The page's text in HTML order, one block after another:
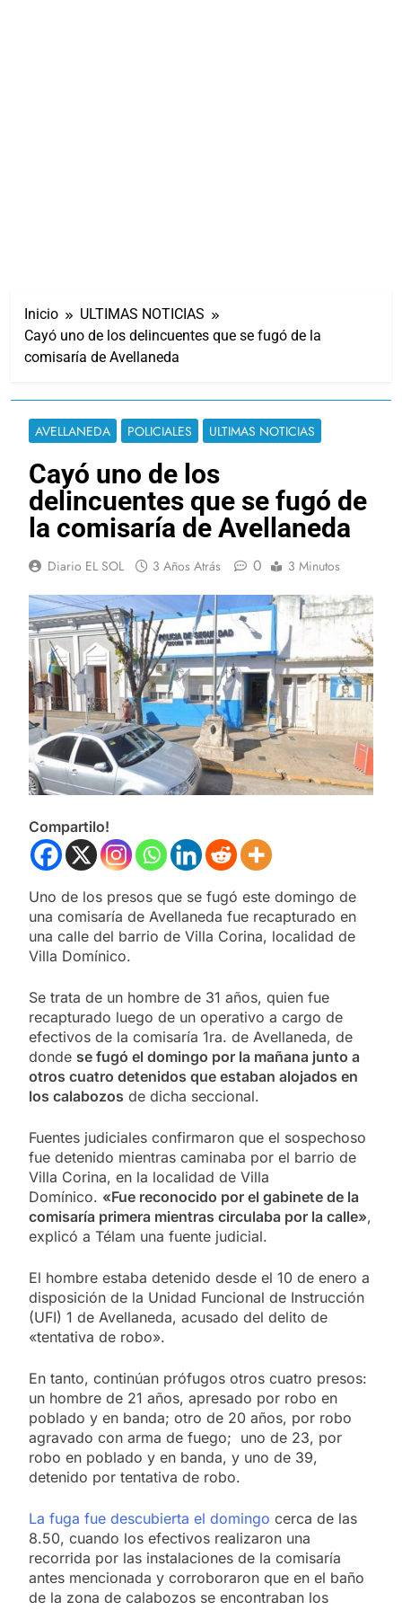
Inicio
ULTIMAS NOTICIAS
Cayó uno de los delincuentes que se fugó de la
comisaría de Avellaneda
AVELLANEDA POLICIALES ULTIMAS NOTICIAS
Cayó uno de los
delincuentes que se fugó de
la comisaría de Avellaneda
Diario EL SOL 3 Años Atrás 0 3 Minutos
Compartilo!
Uno de los presos que se fugó este domingo de
una comisaría de Avellaneda fue recapturado en
una calle del barrio de Villa Corina, localidad de
Villa Domínico.
Se trata de un hombre de 31 años, quien fue
recapturado luego de un operativo a cargo de
efectivos de la comisaría 1ra. de Avellaneda, de
donde se fugó el domingo por la mañana junto a
otros cuatro detenidos que estaban alojados en
los calabozos de dicha seccional.
Fuentes judiciales confirmaron que el sospechoso
fue detenido mientras caminaba por el barrio de
Villa Corina, en la localidad de Villa
Domínico. «Fue reconocido por el gabinete de la
comisaría primera mientras circulaba por la calle»,
explicó a Télam una fuente judicial.
El hombre estaba detenido desde el 10 de enero a
disposición de la Unidad Funcional de Instrucción
(UFI) 1 de Avellaneda, acusado del delito de
«tentativa de robo».
En tanto, continúan prófugos otros cuatro presos:
un hombre de 21 años, apresado por robo en
poblado y en banda; otro de 20 años, por robo
agravado con arma de fuego; uno de 23, por
robo en poblado y en banda, y uno de 39,
detenido por tentativa de robo.
La fuga fue descubierta el domingo cerca de las
8.50, cuando los efectivos realizaron una
recorrida por las instalaciones de la comisaría
antes mencionada y corroboraron que en el baño
de la zona de calabozos se encontraban los